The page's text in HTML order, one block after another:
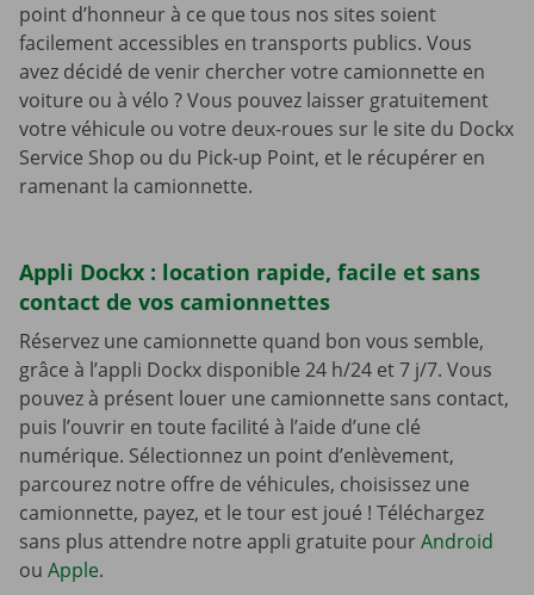
point d’honneur à ce que tous nos sites soient
facilement accessibles en transports publics. Vous
avez décidé de venir chercher votre camionnette en
voiture ou à vélo ? Vous pouvez laisser gratuitement
votre véhicule ou votre deux-roues sur le site du Dockx
Service Shop ou du Pick-up Point, et le récupérer en
ramenant la camionnette.
Appli Dockx : location rapide, facile et sans
contact de vos camionnettes
Réservez une camionnette quand bon vous semble,
grâce à l’appli Dockx disponible 24 h/24 et 7 j/7. Vous
pouvez à présent louer une camionnette sans contact,
puis l’ouvrir en toute facilité à l’aide d’une clé
numérique. Sélectionnez un point d’enlèvement,
parcourez notre offre de véhicules, choisissez une
camionnette, payez, et le tour est joué ! Téléchargez
sans plus attendre notre appli gratuite pourAndroid
ou Apple.